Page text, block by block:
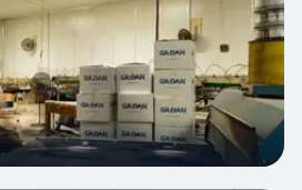
Unternehmen für